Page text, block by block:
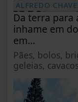
ALFREDO
Da terra para
inhame em
em...
Pães, bolos,
geleias,